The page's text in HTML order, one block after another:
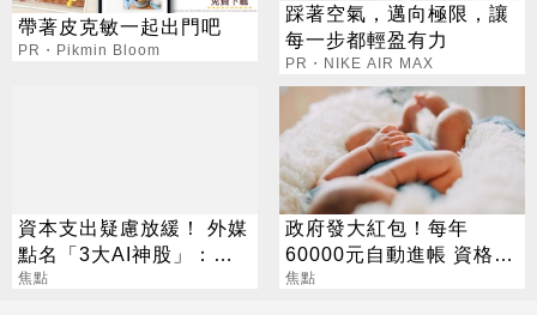
帶著皮克敏一起出門吧
PR・Pikmin Bloom
踩著空氣，邁向極限，讓
每一步都輕盈有力
PR・NIKE AIR MAX
資本支出疑慮放緩！ 外媒
點名「3大AI神股」：沒
它不行
焦點
政府發大紅包！每年
60000元自動進帳 資格一
次看
焦點